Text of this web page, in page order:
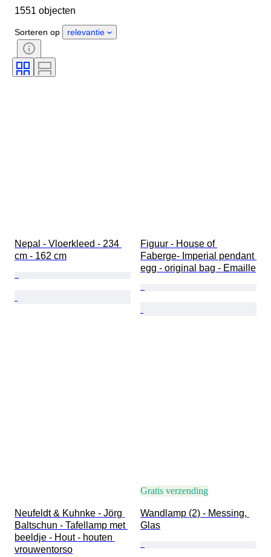
Land van herkomst
Geslacht
Conditie
Certificaat
Techniek
Oplage
1551 objecten
Sorteren op relevantie
Nepal - Vloerkleed - 234
cm - 162 cm
Figuur - House of
Faberge- Imperial pendant
egg - original bag - Emaille
Neufeldt & Kuhnke - Jörg
Baltschun - Tafellamp met
beeldje - Hout - houten
vrouwentorso
Gratis verzending
Wandlamp (2) - Messing,
Glas